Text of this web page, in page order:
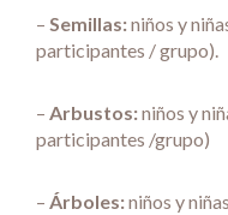
– Semillas:niños y
participantes / grupo).
– Arbustos:niños y
participantes /grupo)
– Árboles:niños y